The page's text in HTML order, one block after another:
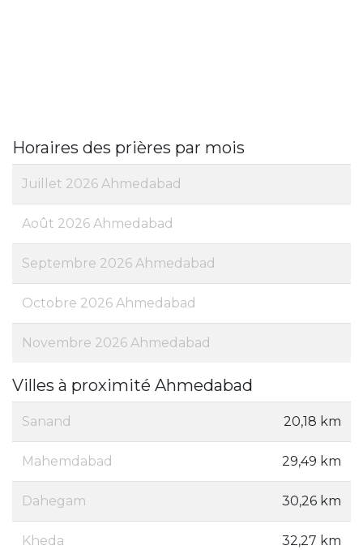
Horaires des prières par mois
Juillet 2026 Ahmedabad
Août 2026 Ahmedabad
Septembre 2026 Ahmedabad
Octobre 2026 Ahmedabad
Novembre 2026 Ahmedabad
Villes à proximité Ahmedabad
Sanand 20,18 km
Mahemdabad 29,49 km
Dahegam 30,26 km
Kheda 32,27 km